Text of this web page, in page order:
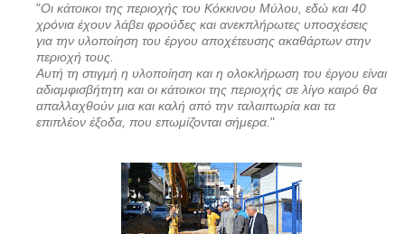
"Οι κάτοικοι της περιοχής του Κόκκινου Μύλου, εδώ και 40
χρόνια έχουν λάβει φρούδες και ανεκπλήρωτες υποσχέσεις
για την υλοποίηση του έργου αποχέτευσης ακαθάρτων στην
περιοχή τους.
Αυτή τη στιγμή η υλοποίηση και η ολοκλήρωση του έργου είναι
αδιαμφισβήτητη και οι κάτοικοι της περιοχής σε λίγο καιρό θα
απαλλαχθούν μια και καλή από την ταλαιπωρία και τα
επιπλέον έξοδα, που επωμίζονται σήμερα. "